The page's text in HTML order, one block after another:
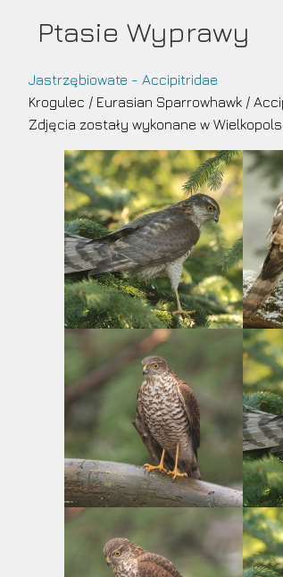
Ptasie Wyprawy
Jastrzębiowate - Accipitridae
Krogulec / Eurasian Sparrowhawk /
Zdjęcia zostały wykonane w